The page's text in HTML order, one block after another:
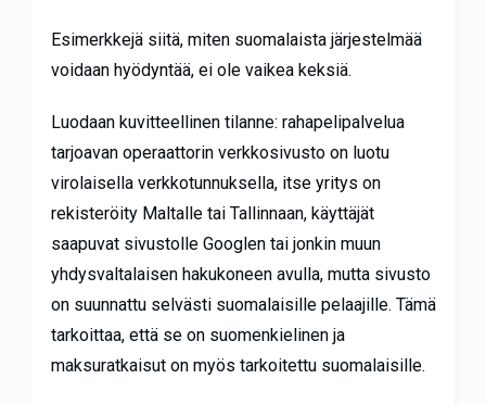
Esimerkkejä siitä, miten suomalaista järjestelmää
voidaan hyödyntää, ei ole vaikea keksiä.
Luodaan kuvitteellinen tilanne: rahapelipalvelua
tarjoavan operaattorin verkkosivusto on luotu
virolaisella verkkotunnuksella, itse yritys on
rekisteröity Maltalle tai Tallinnaan, käyttäjät
saapuvat sivustolle Googlen tai jonkin muun
yhdysvaltalaisen hakukoneen avulla, mutta sivusto
on suunnattu selvästi suomalaisille pelaajille. Tämä
tarkoittaa, että se on suomenkielinen ja
maksuratkaisut on myös tarkoitettu suomalaisille.